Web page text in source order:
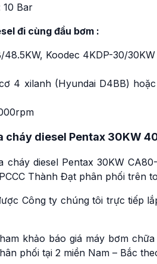
10 Bar
đi cùng đầu bơm :
Koodec 4KDP-30/30KW
4 xilanh (Hyundai D4BB)
cháy diesel Pentax 30KW
cháy diesel Pentax 30KW
Thành Đạt phân phối trên
Công ty chúng tôi trực tiếp
khảo báo giá máy bơm
phối tại 2 miền Nam – Bắc